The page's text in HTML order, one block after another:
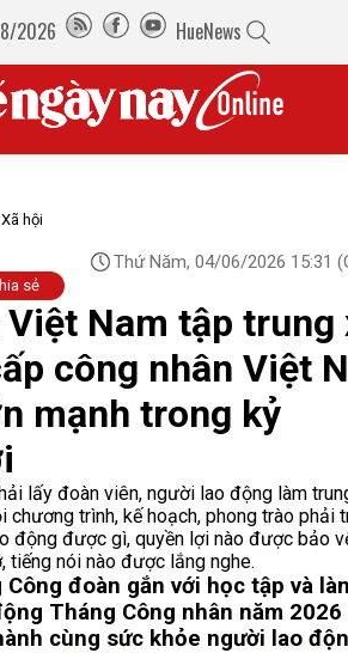
2026 HueNews
hội
Thứ Năm, 04/06/2026 15:31
sẻ
Nam tập trung
công nhân Việt
mạnh trong kỷ
lấy đoàn viên, người lao động làm
chương trình, kế hoạch, phong trào phải
động được gì, quyền lợi nào được bảo
tiếng nói nào được lắng nghe.
đoàn gắn với học tập và
Tháng Công nhân năm 2026
cùng sức khỏe người lao